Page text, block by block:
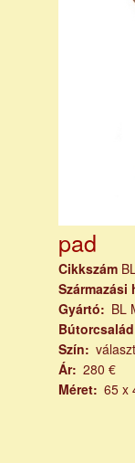
pad
Cikkszám
Származási
Gyártó
BL
Bútorcsalád
Szín
Ár 280 €
Méret 65 x